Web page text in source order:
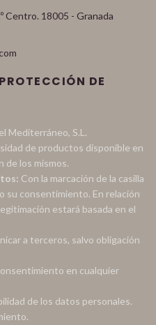
Centro. 18005 - Granada
DE
Mediterráneo, S.L.
de productos disponible en
de los mismos.
Con la marcación de la casilla
su consentimiento. En relación
estará basada en el
a terceros, salvo obligación
en cualquier
de los datos personales.